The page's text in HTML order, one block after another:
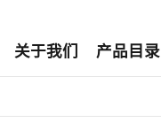
关于我们 产品目录